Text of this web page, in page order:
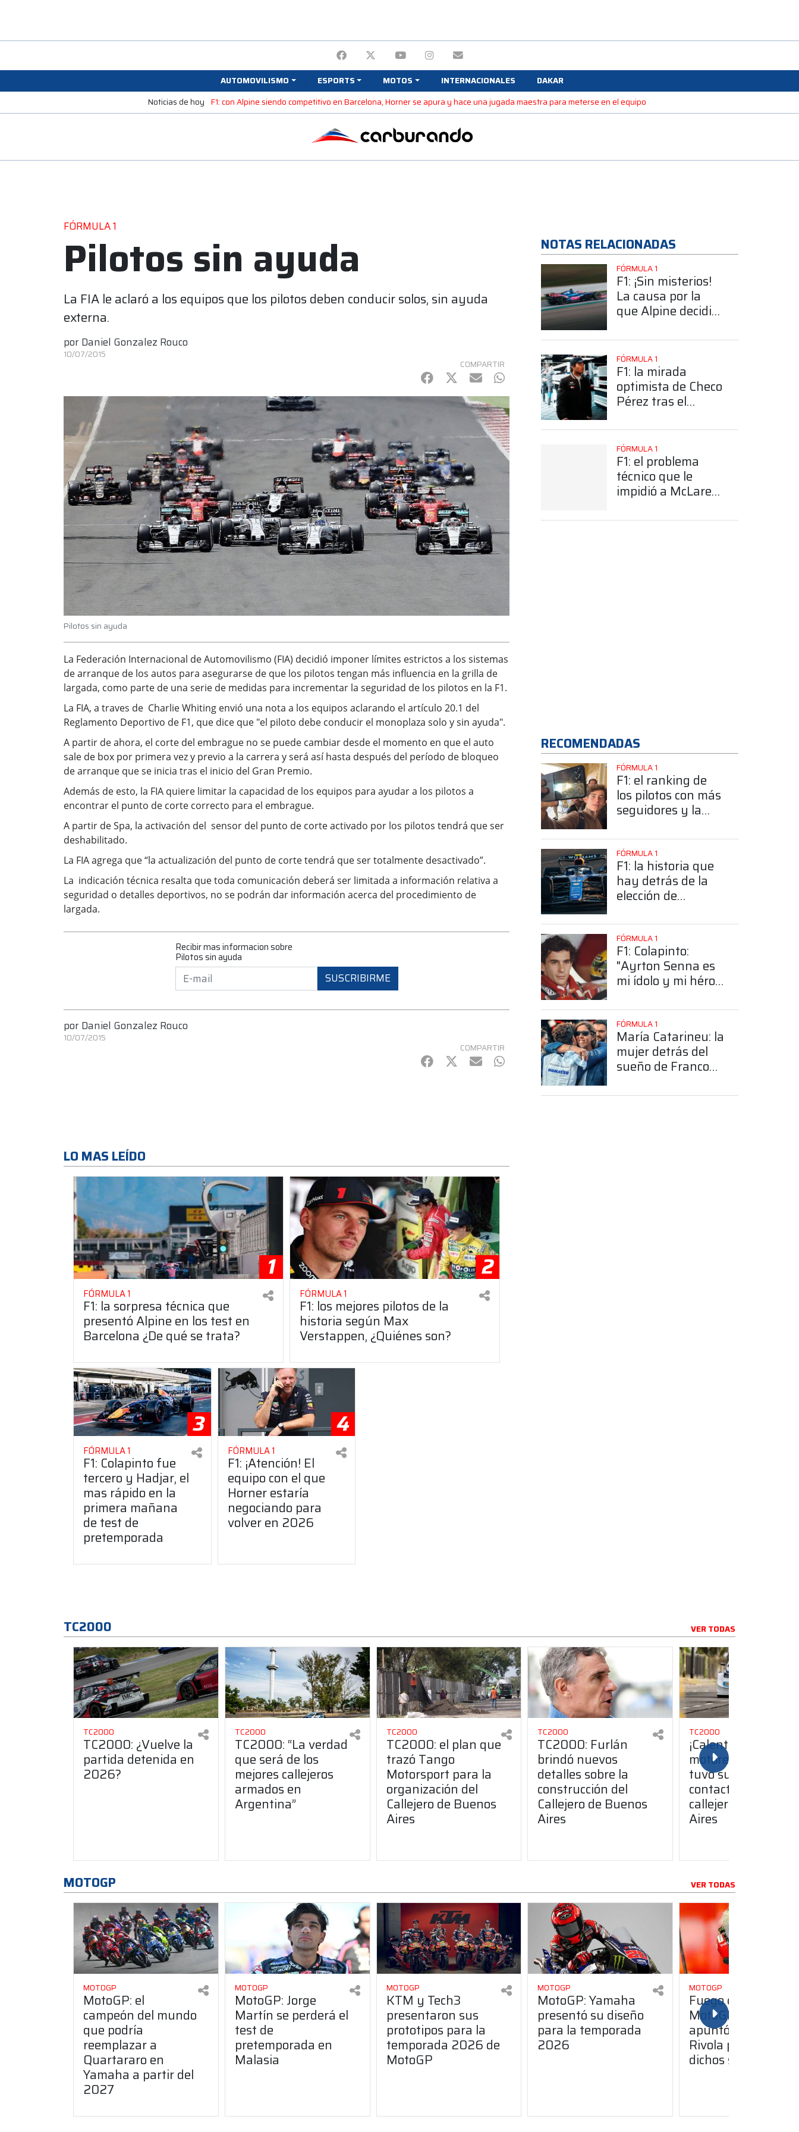
AUTOMOVILISMO ESPORTS MOTOS INTERNACIONALES
DAKAR
Noticias de hoy F1: con Alpine siendo competitivo en Barcelona, Horner se apura y hace una jugada maestra para meterse en el equipo
FÓRMULA 1
Pilotos sin ayuda
La FIA le aclaró a los equipos que los pilotos deben conducir solos, sin ayuda
externa.
por Daniel Gonzalez Rouco
10/07/2015
COMPARTIR
Facebook
Twitter
mail WhatsApp
Pilotos sin ayuda
La Federación Internacional de Automovilismo (FIA) decidió imponer límites estrictos a los sistemas
de arranque de los autos para asegurarse de que los pilotos tengan más influencia en la grilla de
largada, como parte de una serie de medidas para incrementar la seguridad de los pilotos en la F1.
La FIA, a traves de Charlie Whiting envió una nota a los equipos aclarando el artículo 20.1 del
Reglamento Deportivo de F1, que dice que "el piloto debe conducir el monoplaza solo y sin ayuda".
A partir de ahora, el corte del embrague no se puede cambiar desde el momento en que el auto
sale de box por primera vez y previo a la carrera y será así hasta después del período de bloqueo
de arranque que se inicia tras el inicio del Gran Premio.
Además de esto, la FIA quiere limitar la capacidad de los equipos para ayudar a los pilotos a
encontrar el punto de corte correcto para el embrague.
A partir de Spa, la activación del sensor del punto de corte activado por los pilotos tendrá que ser
deshabilitado.
La FIA agrega que “la actualización del punto de corte tendrá que ser totalmente desactivado”.
La indicación técnica resalta que toda comunicación deberá ser limitada a información relativa a
seguridad o detalles deportivos, no se podrán dar información acerca del procedimiento de
largada.
Recibir mas informacion sobre
Pilotos sin ayuda
SUSCRIBIRME
por Daniel Gonzalez Rouco
10/07/2015
COMPARTIR
Facebook
Twitter
mail WhatsApp
LO MAS LEÍDO
1
FÓRMULA 1
F1: la sorpresa técnica que
presentó Alpine en los test en
Barcelona ¿De qué se trata?
2
FÓRMULA 1
F1: los mejores pilotos de la
historia según Max
Verstappen, ¿Quiénes son?
3
FÓRMULA 1
F1: Colapinto fue
tercero y Hadjar, el
mas rápido en la
primera mañana
de test de
pretemporada
4
FÓRMULA 1
F1: ¡Atención! El
equipo con el que
Horner estaría
negociando para
volver en 2026
NOTAS RELACIONADAS
FÓRMULA 1
F1: ¡Sin misterios!
La causa por la
que Alpine decidió
jueves en
Barcelona
FÓRMULA 1
F1: la mirada
optimista de Checo
Pérez tras el
Barcelona: “Se
trata de luchar
contra los
problemas”
FÓRMULA 1
F1: el problema
técnico que le
impidió a McLaren
tanda vespertina
RECOMENDADAS
FÓRMULA 1
F1: el ranking de
los pilotos con más
seguidores y la
posición de
Colapinto
FÓRMULA 1
F1: la historia que
hay detrás de la
elección de
número 43
FÓRMULA 1
F1: Colapinto:
"Ayrton Senna es
mi ídolo y mi héroe
FÓRMULA 1
María Catarineu: la
mujer detrás del
sueño de Franco
Fórmula 1
TC2000 VER TODAS
TC2000
TC2000: ¿Vuelve la
partida detenida en
2026?
TC2000
TC2000: “La verdad
que será de los
mejores callejeros
armados en
Argentina”
TC2000
TC2000: el plan que
trazó Tango
Motorsport para la
organización del
Callejero de Buenos
Aires
TC2000
TC2000: Furlán
brindó nuevos
detalles sobre la
construcción del
Callejero de Buenos
Aires
TC2000
¡Calentando
motores! El
tuvo su primer
contacto con el
callejero de Buenos
Aires
MOTOGP VER TODAS
MOTOGP
MotoGP: el
campeón del mundo
que podría
reemplazar a
Quartararo en
Yamaha a partir del
2027
MOTOGP
MotoGP: Jorge
Martín se perderá el
test de
pretemporada en
Malasia
MOTOGP
KTM y Tech3
presentaron sus
prototipos para la
temporada 2026 de
MotoGP
MOTOGP
MotoGP: Yamaha
presentó su diseño
para la temporada
2026
MOTOGP
Fuego cruzado en
MotoGP: Dall’Igna
apuntó contra
Rivola por sus
dichos sobre Ducati